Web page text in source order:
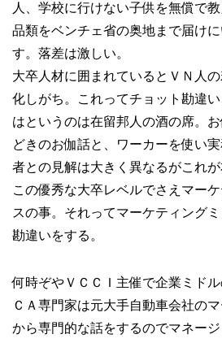
人、学校に行けない子供を無償で
品類をベンチェ省の奥地まで届け
す。落差は激しい。
大卒人材に囲まれているとＶＮ人
化しがち。これってチョット勘違
はというのは在留邦人の酒の席。
どきのお伽話と、ワーカーを使い
者との見解は大きく異なるがこれ
この優秀な大卒レベルでさえマー
スの事。それってマーケティング
勘違いをする。
何時ぞやＶＣＣＩ主催で企業ミド
ＣＡ専門家は元大手自動車会社の
から専門的な話をするのでマネー